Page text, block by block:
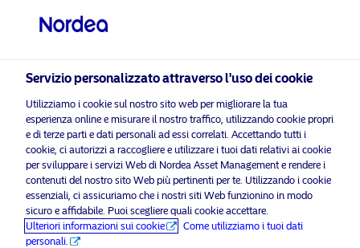
visit NordeaAssetManagement.com
Scegli il Profilo Investitore
Paese
Italia
Investitore professionale
Empower Europe
Servizio personalizzato attraverso l'uso dei cookie
Utilizziamo i cookie sul nostro sito web per migliorare la tua
esperienza online e misurare il nostro traffico, utilizzando cookie propri
e di terze parti e dati personali ad essi correlati. Accettando tutti i
cookie, ci autorizzi a raccogliere e utilizzare i tuoi dati relativi ai cookie
per sviluppare i servizi Web di Nordea Asset Management e rendere i
contenuti del nostro sito Web più pertinenti per te. Utilizzando i cookie
essenziali, ci assicuriamo che i nostri siti Web funzionino in modo
sicuro e affidabile. Puoi scegliere quali cookie accettare.
Ulteriori informazioni sui cookie
Come utilizziamo i tuoi dati
personali.